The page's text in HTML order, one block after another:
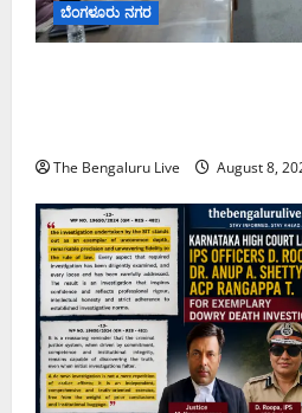
ಬೆಂಗಳೂರು ನಗರ
The Bengaluru Live August 8,